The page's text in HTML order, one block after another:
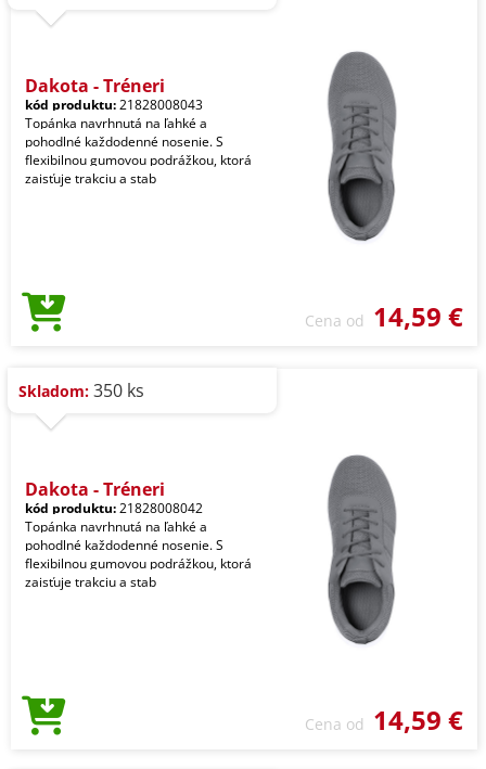
Dakota - Tréneri
kód produktu:21828008043
Topánka navrhnutá na ľahké a
pohodlné každodenné nosenie. S
flexibilnou gumovou podrážkou, ktorá
zaisťuje trakciu a stab
Cena od 14,59 €
Skladom: 350 ks
Dakota - Tréneri
kód produktu:21828008042
Topánka navrhnutá na ľahké a
pohodlné každodenné nosenie. S
flexibilnou gumovou podrážkou, ktorá
zaisťuje trakciu a stab
Cena od 14,59 €